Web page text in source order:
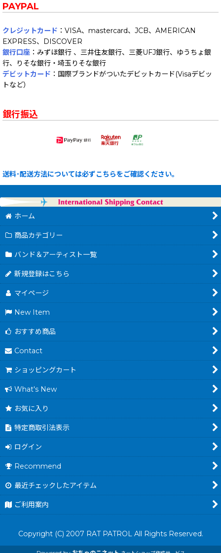
PAYPAL
クレジットカード ：VISA、mastercard、JCB、AMERICAN
EXPRESS、DISCOVER
銀行口座 ：みずほ銀行 、三井住友銀行、三菱UFJ銀行、ゆうちょ銀
行、りそな銀行・埼玉りそな銀行
デビットカード ：国際ブランドがついたデビットカード(Visaデビッ
トなど）
銀行振込
送料･配送方法については必ずこちらをご確認ください。
ホーム
商品カテゴリー
バンド＆アーティスト一覧
新規登録はこちら
マイページ
New Item
おすすめ商品
Contact
ショッピングカート
What's New
お気に入り
特定商取引法表示
ログイン
Recommend
最近チェックしたアイテム
ご利用案内
Copyright (C) 2007 RAT PATROL All Rights Reserved.